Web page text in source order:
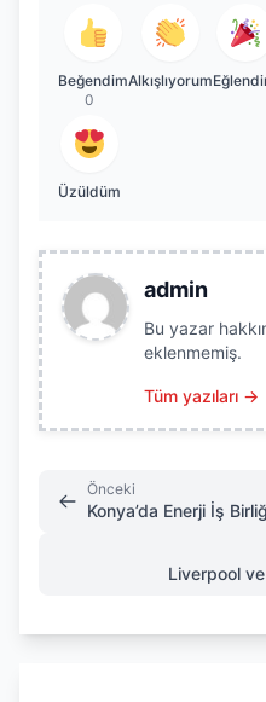
BeğendimAlkışlıyorum
0
Üzüldüm
admin
Bu yazar
eklenmemiş.
Tüm yazıları →
Önceki
Konya’da Enerji İş
Liverpool